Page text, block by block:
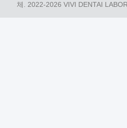
체. 2022-2026 VIVI DENTAI